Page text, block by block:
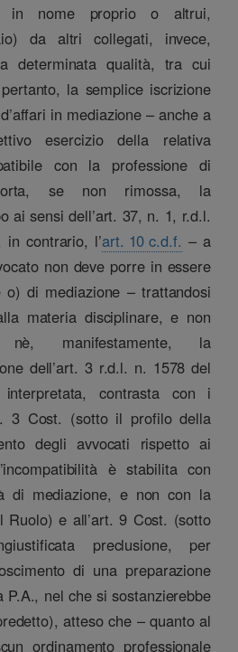
in nome proprio o altrui,
da altri collegati, invece,
determinata qualità, tra cui
la semplice iscrizione
in mediazione – anche a
esercizio della relativa
con la professione di
se non rimossa, la
ai sensi dell’art. 37, n. 1, r.d.l.
contrario, l’art. 10 c.d.f. – a
non deve porre in essere
o) di mediazione – trattandosi
materia disciplinare, e non
nè, manifestamente, la
dell’art. 3 r.d.l. n. 1578 del
contrasta con i
3 Cost. (sotto il profilo della
degli avvocati rispetto ai
è stabilita con
di mediazione, e non con la
Ruolo) e all’art. 9 Cost. (sotto
preclusione, per
di una preparazione
nel che si sostanzierebbe
atteso che – quanto al
ordinamento professionale